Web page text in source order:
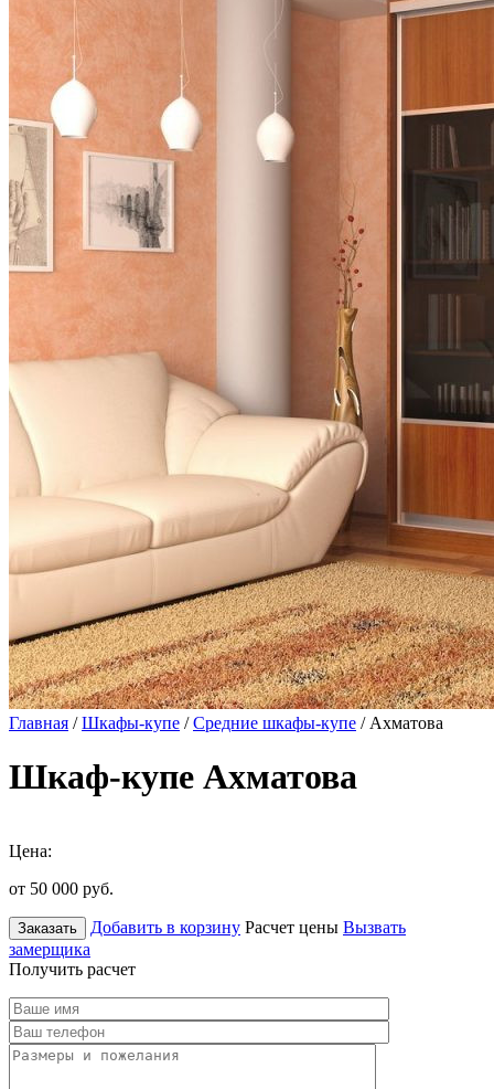
Главная /Шкафы-купе /Средние шкафы-купе / Ахматова
Шкаф-купе Ахматова
Цена:
от 50 000 руб.
Заказать Добавить в корзину Расчет цены Вызвать
замерщика
Получить расчет